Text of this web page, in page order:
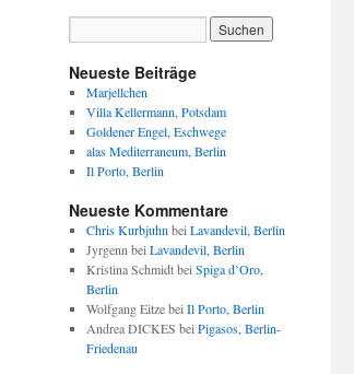
Neueste Beiträge
Marjellchen
Villa Kellermann, Potsdam
Goldener Engel, Eschwege
alas Mediterraneum, Berlin
Il Porto, Berlin
Neueste Kommentare
Chris Kurbjuhn bei Lavandevil, Berlin
Jyrgenn bei Lavandevil, Berlin
Kristina Schmidtbei Spiga d’Oro,
Berlin
Wolfgang Eitzebei Il Porto, Berlin
Andrea DICKES bei Pigasos, Berlin-
Friedenau